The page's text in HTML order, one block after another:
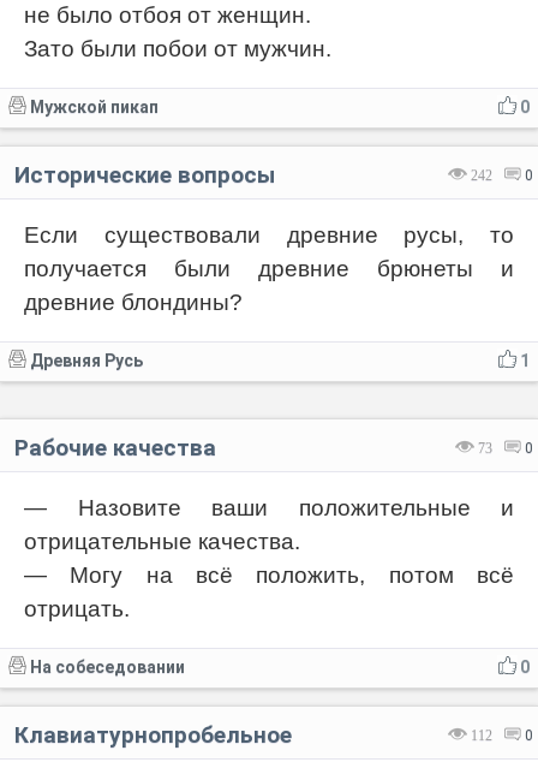
не было отбоя от женщин.
Зато были побои от мужчин.
0
Мужской пикап
242 0
Исторические вопросы
Если существовали древние русы, то
получается были древние брюнеты и
древние блондины?
1
Древняя Русь
73 0
Рабочие качества
— Назовите ваши положительные и
отрицательные качества.
— Могу на всё положить, потом всё
отрицать.
0
На собеседовании
112 0
Клавиатурнопробельное